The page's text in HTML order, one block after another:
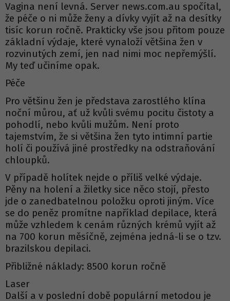
Vagina není levná. Server news.com.au spočítal,
že péče o ni může ženy a dívky vyjít až na desítky
tisíc korun ročně. Prakticky vše jsou přitom pouze
základní výdaje, které vynaloží většina žen v
rozvinutých zemí, jen nad nimi moc nepřemýšlí.
My teď učiníme opak.
Péče
Pro většinu žen je představa zarostlého klína
noční můrou, ať už kvůli svému pocitu čistoty a
pohodlí, nebo kvůli mužům. Není proto
tajemstvím, že si většina žen tyto intimní partie
holí či používá jiné prostředky na odstraňování
chloupků.
V případě holítek nejde o příliš velké výdaje.
Pěny na holení a žiletky sice něco stojí, přesto
jde o zanedbatelnou položku oproti jiným. Více
se do peněz promítne například depilace, která
může vzhledem k cenám různých krémů vyjít až
na 700 korun měsíčně, zejména jedná-li se o tzv.
brazilskou depilaci.
Přibližné náklady: 8500 korun ročně
Laser
Další a v poslední době populární metodou je